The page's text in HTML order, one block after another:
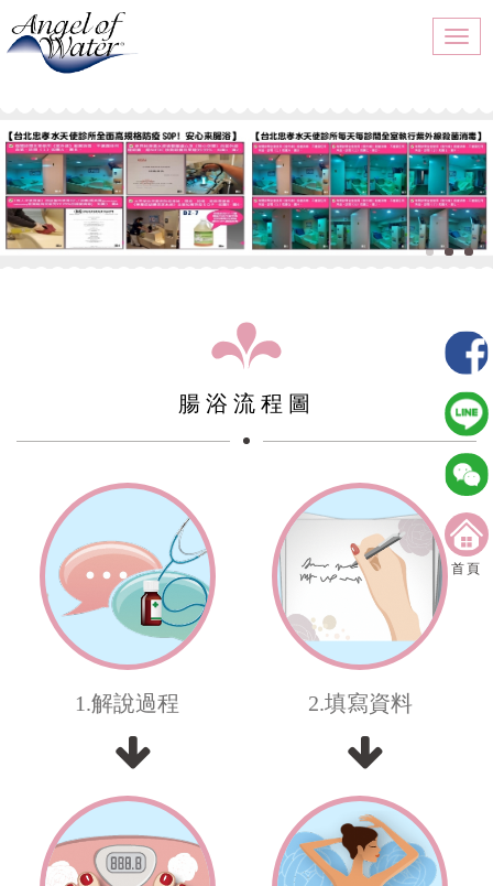
首頁
腸浴流程圖
1.解說過程 2.填寫資料